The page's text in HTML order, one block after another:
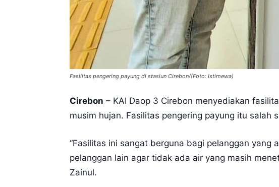
Fasilitas pengering payung di stasiun Cirebon/(Foto: Istimewa)
Cirebon – KAI Daop 3 Cirebon menyediakan
musim hujan. Fasilitas pengering payung itu salah
“Fasilitas ini sangat berguna bagi pelanggan
pelanggan lain agar tidak ada air yang masih
Zainul.